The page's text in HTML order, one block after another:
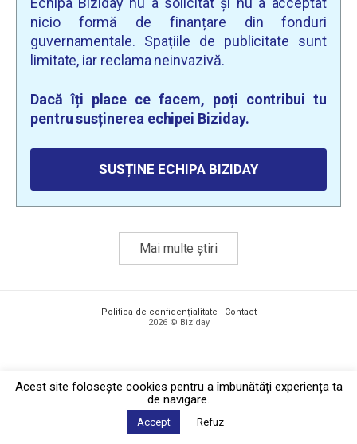
nicio formă de finanțare din fonduri
guvernamentale. Spațiile de publicitate sunt
limitate, iar reclama neinvazivă.
Dacă îți place ce facem, poți contribui tu
pentru susținerea echipei Biziday.
SUSȚINE ECHIPA BIZIDAY
Mai multe știri
Politica de confidențialitate · Contact
2026 © Biziday
Acest site foloseşte cookies pentru a îmbunătăți experiența ta
de navigare.
Accept Refuz